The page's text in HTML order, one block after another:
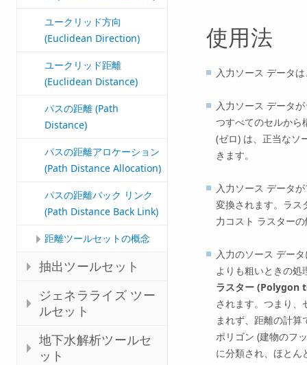
ユークリッド方向
(Euclidean Direction)
ユークリッド距離
(Euclidean Distance)
パスの距離 (Path
Distance)
パスの距離アロケーション
(Path Distance Allocation)
パスの距離バック リンク
(Path Distance Back Link)
距離ツールセットの概念
抽出ツールセット
ジェネラライズ ツー
ルセット
地下水解析ツールセ
ット
使用法
入力ソース データ
入力ソース データ
つすべてのセルから
(ゼロ) は、正当なソ
きます。
入力ソース データ
変換されます。ラ
力コスト ラスター
入力のソース デー
よりも粗いときの
ラスター (Polygon
されます。つまり
まれず、距離の計
ポリゴン (建物のフ
に分類され、ほとん